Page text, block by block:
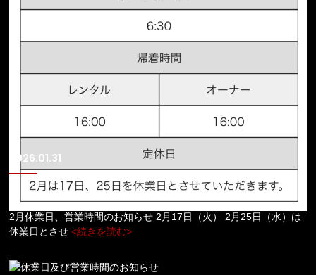
2026.01.31
2月休業日、営業時間のお知らせ
2月休業日、営業時間のお知らせ 2月17日（火） 2月25日（水）は
休業日とさせ<続きを読む>